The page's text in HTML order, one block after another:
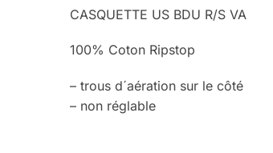
CASQUETTE US BDU R/S VA
100% Coton Ripstop
– trous d´aération sur le côté
– non réglable